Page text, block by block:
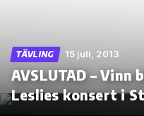
Skip
the
TÄVLING 15 juli, 2013
AVSLUTAD –
Leslies konsert i